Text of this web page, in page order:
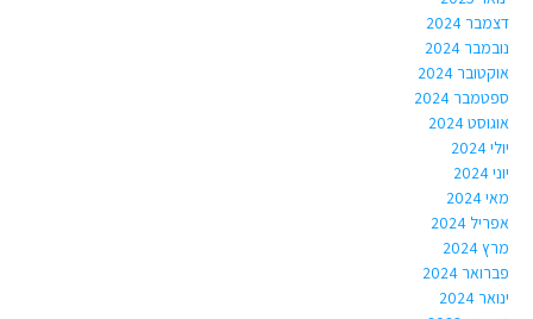
דצמבר 2024
נובמבר 2024
אוקטובר 2024
ספטמבר 2024
אוגוסט 2024
יולי 2024
יוני 2024
מאי 2024
אפריל 2024
מרץ 2024
פברואר 2024
ינואר 2024